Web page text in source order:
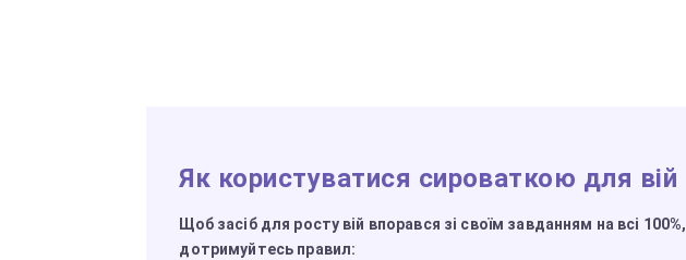
Як користуватися сироваткою для вій
Щоб засіб для росту вій впорався зі своїм завданням на всі 100%,
дотримуйтесь правил: